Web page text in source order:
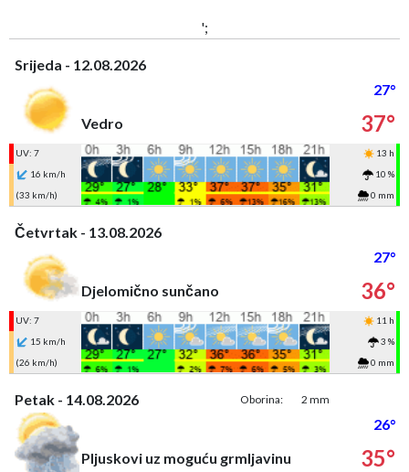
';
Srijeda - 12.08.2026
27°
Vedro
37°
UV: 7
13 h
16 km/h
10 %
(33 km/h)
0 mm
Četvrtak - 13.08.2026
27°
Djelomično sunčano
36°
UV: 7
11 h
15 km/h
3 %
(26 km/h)
0 mm
Petak - 14.08.2026 Oborina: 2 mm
26°
Pljuskovi uz moguću grmljavinu
35°